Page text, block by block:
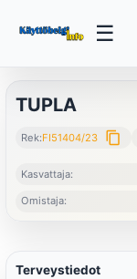
☰
TUPLA
Rek:FI51404/23 content_copy
Kasvattaja:
Omistaja:
Terveystiedot